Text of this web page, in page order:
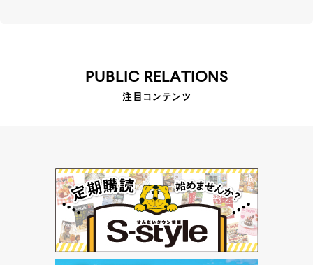
PUBLIC RELATIONS
注目コンテンツ